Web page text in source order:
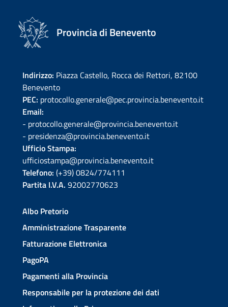
Provincia di Benevento
Indirizzo: Piazza Castello, Rocca dei Rettori, 82100
Benevento
PEC: protocollo.generale@pec.provincia.benevento.it
Email:
- protocollo.generale@provincia.benevento.it
- presidenza@provincia.benevento.it
Ufficio Stampa:
ufficiostampa@provincia.benevento.it
Telefono: (+39) 0824/774111
Partita I.V.A. 92002770623
Albo Pretorio
Amministrazione Trasparente
Fatturazione Elettronica
PagoPA
Pagamenti alla Provincia
Responsabile per la protezione dei dati